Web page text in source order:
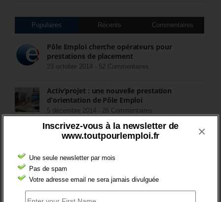
Inscrivez-vous à la newsletter de
www.toutpourlemploi.fr
Une seule newsletter par mois
Pas de spam
Votre adresse email ne sera jamais divulguée
×
Populaires Récents Commentaires
Pôle Emploi cherche opérateurs pour
prestations de placement
23 octobre 2014 - 52 Commentaires
Activ’projet : une nouvelle prestation
d’orientation de Pôle Emploi
5 décembre 2014 - 26 Commentaires
FIN DES ASS POUR LES CHÔMEURS
Quel avenir pour les contrats aidés au second
semestre 2017, et après ?